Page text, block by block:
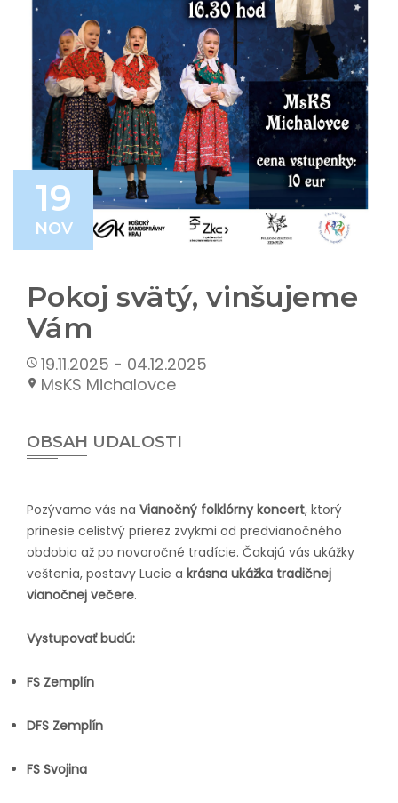
19
NOV
Pokoj svätý, vinšujeme
Vám
19.11.2025 - 04.12.2025
MsKS Michalovce
OBSAH UDALOSTI
Pozývame vás na Vianočný folklórny koncert, ktorý
prinesie celistvý prierez zvykmi od predvianočného
obdobia až po novoročné tradície. Čakajú vás ukážky
veštenia, postavy Lucie a krásna ukážka tradičnej
vianočnej večere.
Vystupovať budú:
FS Zemplín
DFS Zemplín
FS Svojina